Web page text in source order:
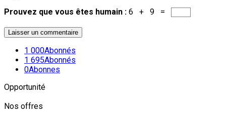
Prouvez que vous êtes humain : 6 + 9 =
1 000Abonnés
1 695Abonnés
0Abonnes
Opportunité
Nos offres